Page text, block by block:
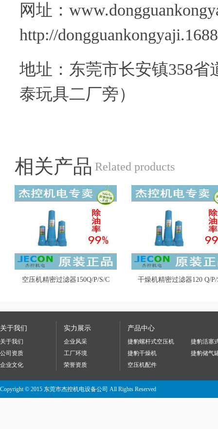
网址：
http://
地址：东莞市长安镇358
泰玩具二厂旁）
相关产品 Related products
空压机精密过滤器150Q/P/S/C 干燥机精密过滤器120 Q/P/
关于我们
关于我们
公司资质
企业文化
实力展示
企业风采
工厂环境
荣誉资质
产品中心
捷豹螺杆式空压机
捷豹活塞
捷豹干燥机
捷豹储气
空压机配件
Copyright © 2015 东莞市杰控机电设备公司 All Rights Reserved